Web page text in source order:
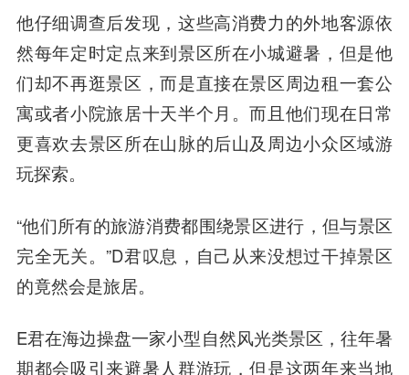
他仔细调查后发现，这些高消费力的外地客源依
然每年定时定点来到景区所在小城避暑，但是他
们却不再逛景区，而是直接在景区周边租一套公
寓或者小院旅居十天半个月。而且他们现在日常
更喜欢去景区所在山脉的后山及周边小众区域游
玩探索。
“他们所有的旅游消费都围绕景区进行，但与景区
完全无关。”D君叹息，自己从来没想过干掉景区
的竟然会是旅居。
E君在海边操盘一家小型自然风光类景区，往年暑
期都会吸引来避暑人群游玩，但是这两年来当地